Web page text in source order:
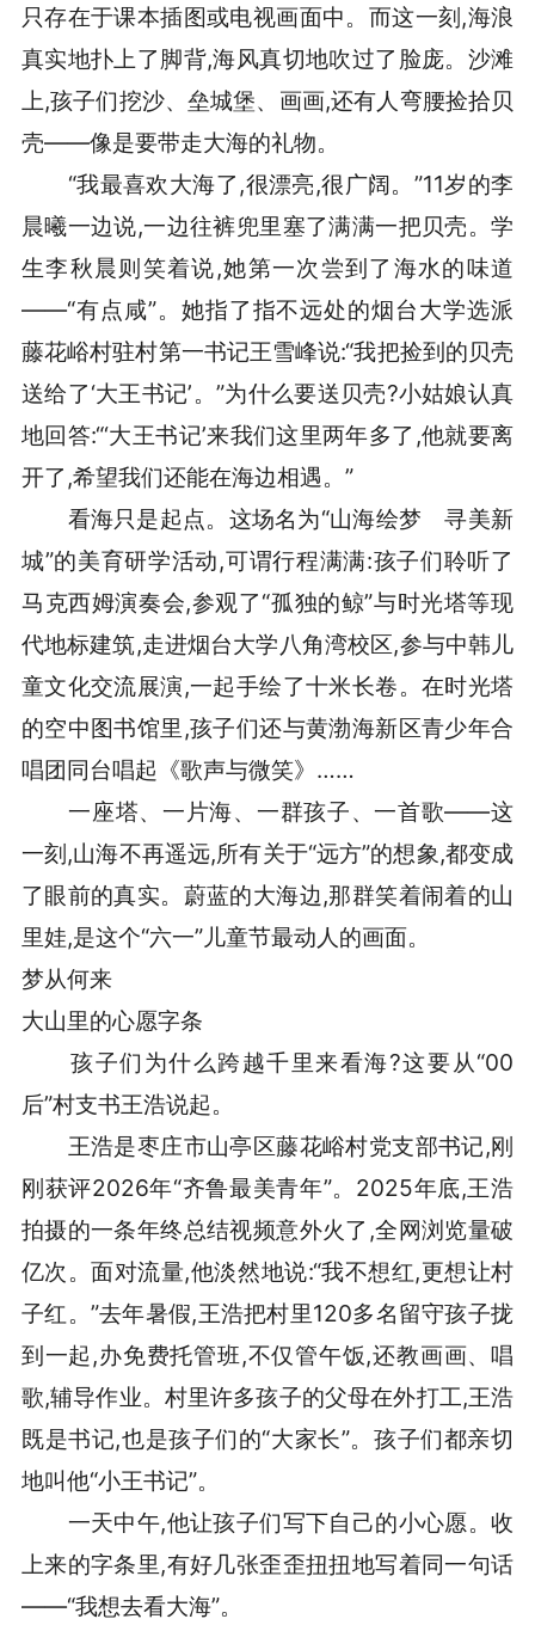
只存在于课本插图或电视画面中。而这一刻,海浪
真实地扑上了脚背,海风真切地吹过了脸庞。沙滩
上,孩子们挖沙、垒城堡、画画,还有人弯腰捡拾贝
壳——像是要带走大海的礼物。
“我最喜欢大海了,很漂亮,很广阔。”11岁的李
晨曦一边说,一边往裤兜里塞了满满一把贝壳。学
生李秋晨则笑着说,她第一次尝到了海水的味道
——“有点咸”。她指了指不远处的烟台大学选派
藤花峪村驻村第一书记王雪峰说:“我把捡到的贝壳
送给了‘大王书记’。”为什么要送贝壳?小姑娘认真
地回答:“‘大王书记’来我们这里两年多了,他就要离
开了,希望我们还能在海边相遇。”
看海只是起点。这场名为“山海绘梦 寻美新
城”的美育研学活动,可谓行程满满:孩子们聆听了
马克西姆演奏会,参观了“孤独的鲸”与时光塔等现
代地标建筑,走进烟台大学八角湾校区,参与中韩儿
童文化交流展演,一起手绘了十米长卷。在时光塔
的空中图书馆里,孩子们还与黄渤海新区青少年合
唱团同台唱起《歌声与微笑》……
一座塔、一片海、一群孩子、一首歌——这
一刻,山海不再遥远,所有关于“远方”的想象,都变成
了眼前的真实。蔚蓝的大海边,那群笑着闹着的山
里娃,是这个“六一”儿童节最动人的画面。
梦从何来
大山里的心愿字条
孩子们为什么跨越千里来看海?这要从“00
后”村支书王浩说起。
王浩是枣庄市山亭区藤花峪村党支部书记,刚
刚获评2026年“齐鲁最美青年”。2025年底,王浩
拍摄的一条年终总结视频意外火了,全网浏览量破
亿次。面对流量,他淡然地说:“我不想红,更想让村
子红。”去年暑假,王浩把村里120多名留守孩子拢
到一起,办免费托管班,不仅管午饭,还教画画、唱
歌,辅导作业。村里许多孩子的父母在外打工,王浩
既是书记,也是孩子们的“大家长”。孩子们都亲切
地叫他“小王书记”。
一天中午,他让孩子们写下自己的小心愿。收
上来的字条里,有好几张歪歪扭扭地写着同一句话
——“我想去看大海”。